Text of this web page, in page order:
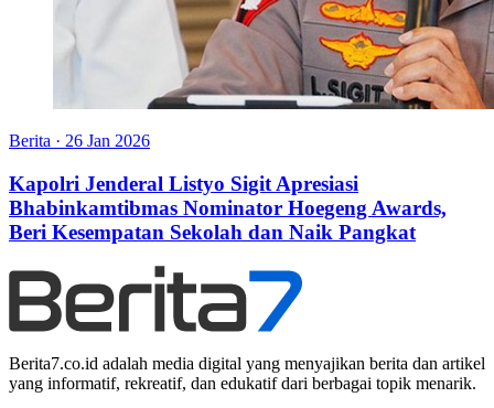
Berita · 26 Jan 2026
Kapolri Jenderal Listyo Sigit Apresiasi
Bhabinkamtibmas Nominator Hoegeng Awards,
Beri Kesempatan Sekolah dan Naik Pangkat
Berita7.co.id adalah media digital yang menyajikan berita dan artikel
yang informatif, rekreatif, dan edukatif dari berbagai topik menarik.